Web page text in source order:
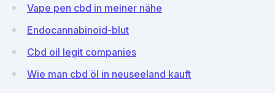
Vape pen cbd in meiner nähe
Endocannabinoid-blut
Cbd oil legit companies
Wie man cbd öl in neuseeland kauft